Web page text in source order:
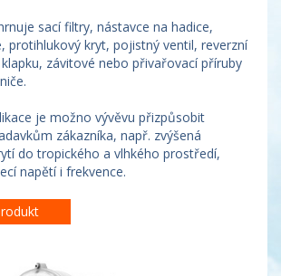
sací filtry, nástavce na hadice,
protihlukový kryt, pojistný ventil, reverzní
závitové nebo přivařovací příruby
je možno vývěvu přizpůsobit
zákazníka, např. zvýšená
do tropického a vlhkého prostředí,
napětí i frekvence.